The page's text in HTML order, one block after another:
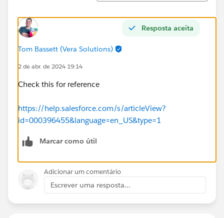
Resposta aceita
Tom Bassett (Vera Solutions)
2 de abr. de 2024 19:14
Check this for reference
https://help.salesforce.com/s/articleView?
id=000396455&language=en_US&type=1
Marcar como útil
Adicionar um comentário
Escrever uma resposta...